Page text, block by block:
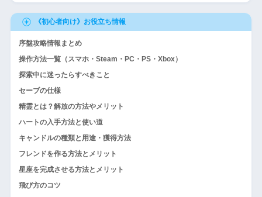
《初心者向け》お役立ち情報
序盤攻略情報まとめ
操作方法一覧（スマホ・Steam・PC・PS・Xbox）
探索中に迷ったらすべきこと
セーブの仕様
精霊とは？解放の方法やメリット
ハートの入手方法と使い道
キャンドルの種類と用途・獲得方法
フレンドを作る方法とメリット
星座を完成させる方法とメリット
飛び方のコツ